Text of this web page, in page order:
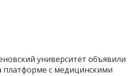
университет объявили
платформе с медицинскими